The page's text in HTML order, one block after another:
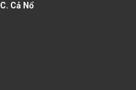
Cả Nổ